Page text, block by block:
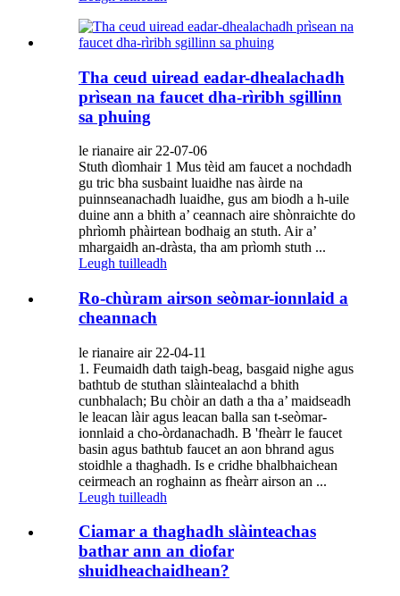
Tha ceud uiread eadar-dhealachadh
prìsean na faucet dha-rìribh sgillinn
sa phuing
le rianaire air 22-07-06
Stuth dìomhair 1 Mus tèid am faucet a nochdadh
gu tric bha susbaint luaidhe nas àirde na
puinnseanachadh luaidhe, gus am biodh a h-uile
duine ann a bhith a’ ceannach aire shònraichte do
phrìomh phàirtean bodhaig an stuth. Air a’
mhargaidh an-dràsta, tha am prìomh stuth ...
Leugh tuilleadh
Ro-chùram airson seòmar-ionnlaid a
cheannach
le rianaire air 22-04-11
1. Feumaidh dath taigh-beag, basgaid nighe agus
bathtub de stuthan slàintealachd a bhith
cunbhalach; Bu chòir an dath a tha a’ maidseadh
le leacan làir agus leacan balla san t-seòmar-
ionnlaid a cho-òrdanachadh. B 'fheàrr le faucet
basin agus bathtub faucet an aon bhrand agus
stoidhle a thaghadh. Is e cridhe bhalbhaichean
ceirmeach an roghainn as fheàrr airson an ...
Leugh tuilleadh
Ciamar a thaghadh slàinteachas
bathar ann an diofar
shuidheachaidhean?